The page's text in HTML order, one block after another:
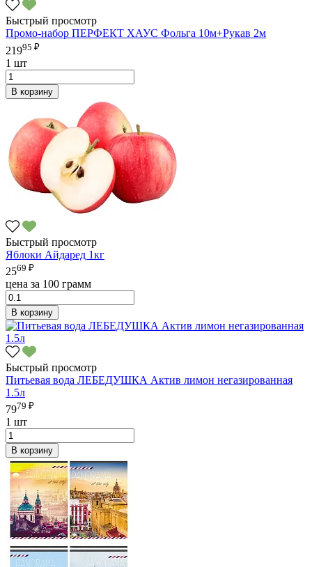
Быстрый просмотр
Промо-набор ПЕРФЕКТ ХАУС Фольга 10м+Рукав 2м
21995 ₽
1 шт
В корзину
Быстрый просмотр
Яблоки Айдаред 1кг
2569 ₽
цена за 100 грамм
В корзину
Быстрый просмотр
Питьевая вода ЛЕБЕДУШКА Актив лимон негазированная
1.5л
7979 ₽
1 шт
В корзину